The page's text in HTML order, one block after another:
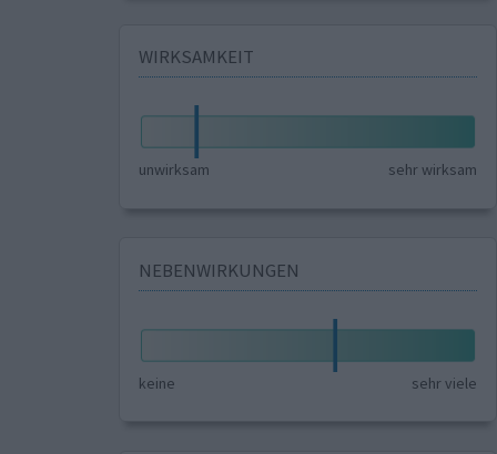
WIRKSAMKEIT
unwirksam sehr wirksam
NEBENWIRKUNGEN
keine sehr viele